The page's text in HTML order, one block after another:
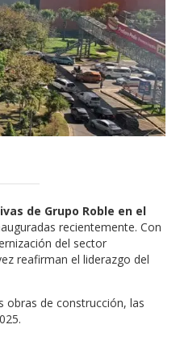
de Grupo Roble en el
recientemente. Con
del sector
reafirman el liderazgo del
obras de construcción, las